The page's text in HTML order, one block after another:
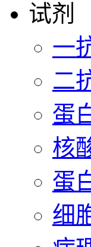
试剂
一
二
蛋
核
蛋
细